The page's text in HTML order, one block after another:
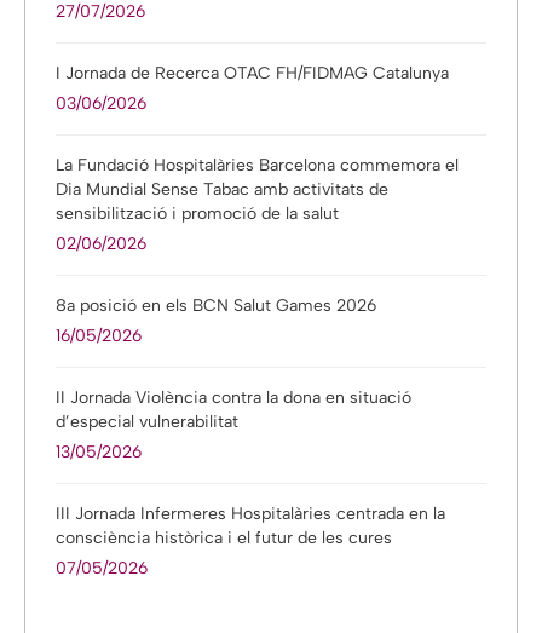
27/07/2026
I Jornada de Recerca OTAC FH/FIDMAG Catalunya
03/06/2026
La Fundació Hospitalàries Barcelona commemora el
Dia Mundial Sense Tabac amb activitats de
sensibilització i promoció de la salut
02/06/2026
8a posició en els BCN Salut Games 2026
16/05/2026
II Jornada Violència contra la dona en situació
d’especial vulnerabilitat
13/05/2026
III Jornada Infermeres Hospitalàries centrada en la
consciència històrica i el futur de les cures
07/05/2026